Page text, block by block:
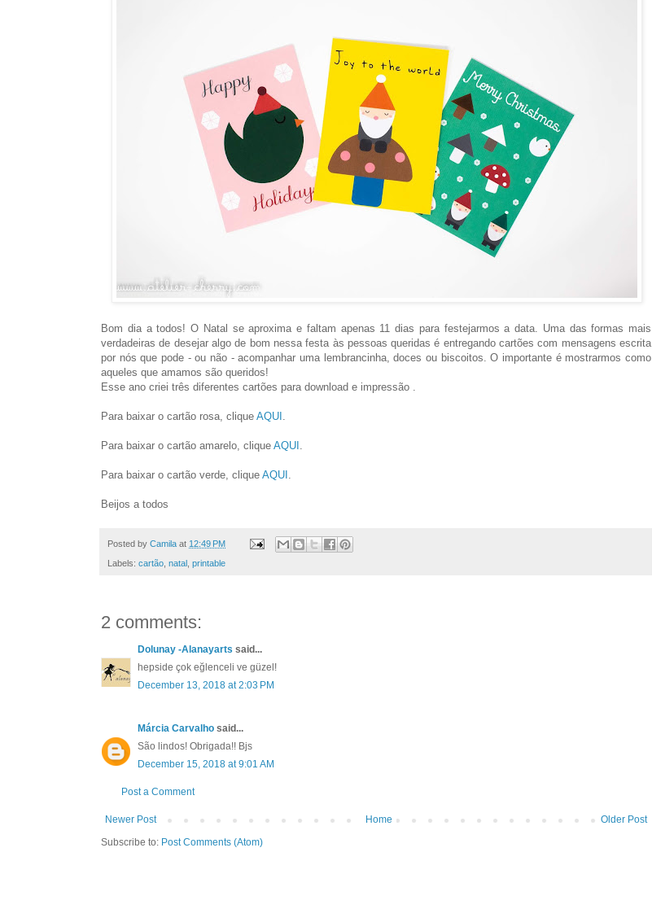
Bom dia a todos! O Natal se aproxima e faltam apenas 11 dias para festejarmos a data. Uma das formas mais
verdadeiras de desejar algo de bom nessa festa às pessoas queridas é entregando cartões com mensagens escrita
por nós que pode - ou não - acompanhar uma lembrancinha, doces ou biscoitos. O importante é mostrarmos como
aqueles que amamos são queridos!
Esse ano criei três diferentes cartões para download e impressão .
Para baixar o cartão rosa, clique AQUI
Para baixar o cartão amarelo, clique AQUI
Para baixar o cartão verde, clique AQUI
Beijos a todos
Posted by Camila at 12:49 PM
Labels: cartão natal printable
2 comments:
Dolunay -Alanayarts said...
hepside çok eğlenceli ve güzel!
December 13, 2018 at 2:03 PM
Márcia Carvalho said...
São lindos! Obrigada!! Bjs
December 15, 2018 at 9:01 AM
Post a Comment
Newer Post Older Post
Home
Subscribe to: Post Comments (Atom)